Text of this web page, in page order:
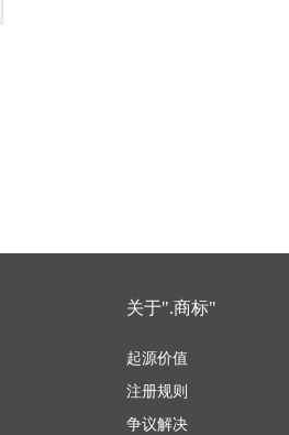
关于".商标"
起源价值
注册规则
争议解决